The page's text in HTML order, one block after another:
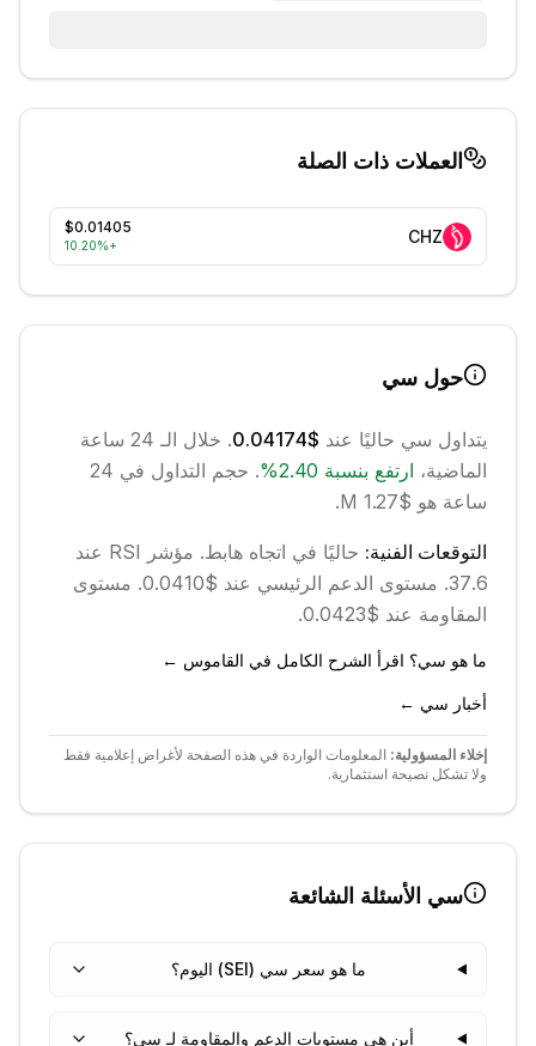
العملات ذات الصلة
CHZ
$0.01405
+
10.20%
حول سي
يتداول سي حاليًا عند $0.04174
. خلال الـ 24 ساعة
الماضية، ارتفع بنسبة 2.40
%
.
حجم التداول في 24
ساعة هو $1.27 M.
التوقعات الفنية: حاليًا في اتجاه هابط.
مؤشر RSI عند
37.6. مستوى الدعم الرئيسي عند $0.0410.
مستوى
المقاومة عند $0.0423.
ما هو سي؟ اقرأ الشرح الكامل في القاموس ←
أخبار سي ←
إخلاء المسؤولية: المعلومات الواردة في هذه الصفحة لأغراض إعلامية فقط
ولا تشكل نصيحة استثمارية.
سي الأسئلة الشائعة
ما هو سعر سي (SEI) اليوم؟
أين هي مستويات الدعم والمقاومة لـ سي؟